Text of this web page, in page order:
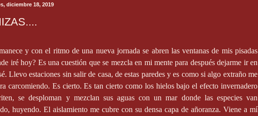
diciembre 18, 2019
y con el ritmo de una nueva jornada se abren las ventanas de mis pisadas
iré hoy? Es una cuestión que se mezcla en mi mente para después dejarme ir en
Llevo estaciones sin salir de casa, de estas paredes y es como si algo extraño me
carcomiendo. Es cierto. Es tan cierto como los hielos bajo el efecto invernadero
se desploman y mezclan sus aguas con un mar donde las especies van
huyendo. El aislamiento me cubre con su densa capa de añoranza. Viene a mí